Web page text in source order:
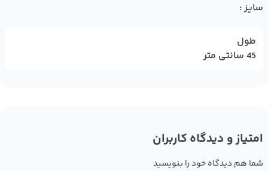
سایز :
طول
45 سانتی متر
امتیاز و دیدگاه کاربران
شما هم دیدگاه خود را بنویسید